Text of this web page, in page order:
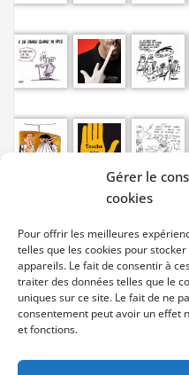
Gérer le
cookies
Pour offrir les meilleures
telles que les cookies pour
appareils. Le fait de consentir à
traiter des données telles que le
uniques sur ce site. Le fait de ne
consentement peut avoir un effet
et fonctions.